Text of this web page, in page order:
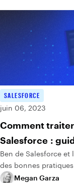
SALESFORCE
juin 06, 2023
Comment
Salesforce :
Ben de Salesforce et
des bonnes
Megan Garza